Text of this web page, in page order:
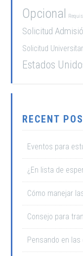
Opcional
Solicitud
Solicitud
Estados
RECENT
Eventos para
¿En lista de
Cómo manejar
Consejo para
Pensando en las